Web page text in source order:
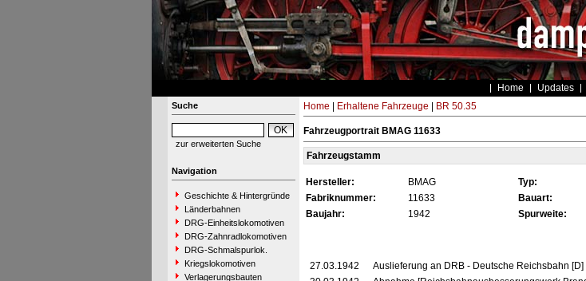
Home Updates
Suche
zur erweiterten Suche
Navigation
Geschichte & Hintergründe
Länderbahnen
DRG-Einheitslokomotiven
DRG-Zahnradlokomotiven
DRG-Schmalspurlok.
Kriegslokomotiven
Verlagerungsbauten
Home Erhaltene Fahrzeuge BR 50.35
Fahrzeugportrait BMAG 11633
Fahrzeugstamm
Hersteller: BMAG Typ:
Fabriknummer:
11633 Bauart:
Baujahr:
1942 Spurweite:
27.03.1942
Auslieferung an DRB - Deutsche Reichsbahn